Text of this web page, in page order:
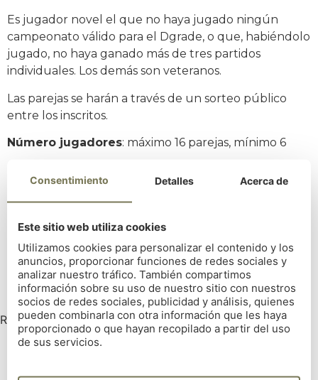
Es jugador novel el que no haya jugado ningún
campeonato válido para el Dgrade, o que, habiéndolo
jugado, no haya ganado más de tres partidos
individuales. Los demás son veteranos.
Las parejas se harán a través de un sorteo público
entre los inscritos.
Número jugadores: máximo 16 parejas, mínimo 6
Volver
Compartir noticia
REAL CLUB DE GOLF DE LA CORUÑA
Consentimiento Detalles Acerca de
Este sitio web utiliza cookies
Utilizamos cookies para personalizar el contenido y los
anuncios, proporcionar funciones de redes sociales y
analizar nuestro tráfico. También compartimos
información sobre su uso de nuestro sitio con nuestros
socios de redes sociales, publicidad y análisis, quienes
pueden combinarla con otra información que les haya
proporcionado o que hayan recopilado a partir del uso
de sus servicios.